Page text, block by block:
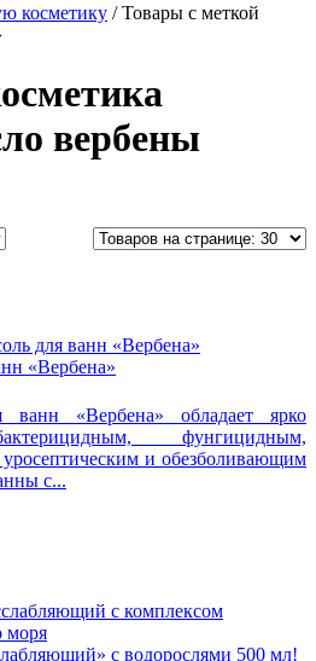
косметику / Товары с меткой
вербены
«Вербена»
ванн «Вербена» обладает ярко
фунгицидным,
и обезболивающим
с...
с водорослями 500 мл!